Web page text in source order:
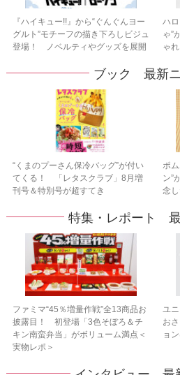
『ハイキュー!!』から“ぐんぐんヨー
グルト”モチーフの描き下ろしビジュ
登場！ ノベルティやグッズを展開
ハ
ゃ”
ゃ
ブック 最新
“くまのプーさん保冷バッグ”が付い
てくる！ 「レタスクラブ」8月増
刊号＆特別号が超すてき
ポ
ン”
念
特集・レポート
ファミマ“45％増量作戦”全13商品お
披露目！ 初登場「3色そぼろ＆チ
キン南蛮弁当」がボリューム満点＜
実物レポ＞
ユ
お
ョ